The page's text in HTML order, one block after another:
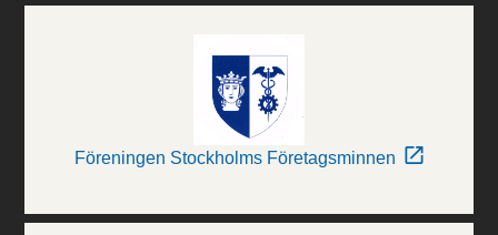
Föreningen Stockholms Företagsminnen